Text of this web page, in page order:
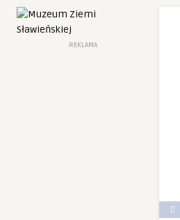
REKLAMA
internetowa
działała jak
najlepiej
podczas twojego